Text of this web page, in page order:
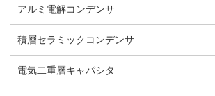
アルミ電解コンデンサ
積層セラミックコンデンサ
電気二重層キャパシタ